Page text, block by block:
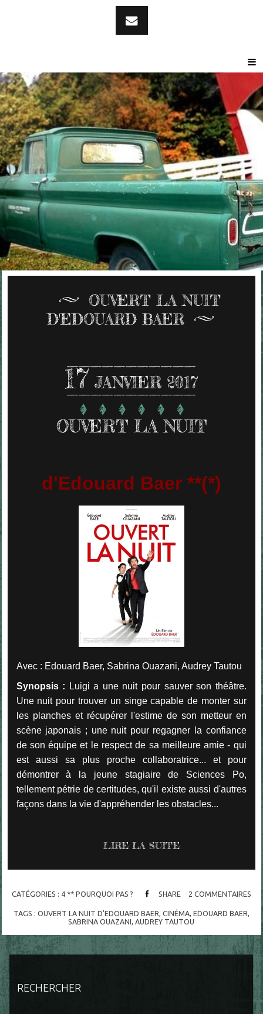
OUVERT LA NUIT
D'EDOUARD BAER
17 JANVIER 2017
OUVERT LA NUIT
d'Edouard Baer **(*)
Avec : Edouard Baer, Sabrina Ouazani, Audrey Tautou
Synopsis : Luigi a une nuit pour sauver son théâtre.
Une nuit pour trouver un singe capable de monter sur
les planches et récupérer l'estime de son metteur en
scène japonais ; une nuit pour regagner la confiance
de son équipe et le respect de sa meilleure amie - qui
est aussi sa plus proche collaboratrice... et pour
démontrer à la jeune stagiaire de Sciences Po,
tellement pétrie de certitudes, qu'il existe aussi d'autres
façons dans la vie d'appréhender les obstacles...
LIRE LA SUITE
CATÉGORIES : 4 ** POURQUOI PAS ? SHARE 2 COMMENTAIRES
TAGS : OUVERT LA NUIT D'EDOUARD BAER CINÉMA, EDOUARD BAER
SABRINA OUAZANI AUDREY TAUTOU
RECHERCHER